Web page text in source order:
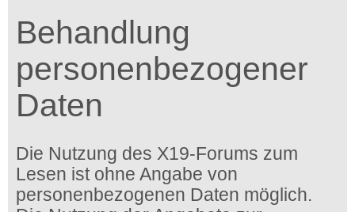
Behandlung
personenbezogener
Daten
Die Nutzung des X19-Forums zum
Lesen ist ohne Angabe von
personenbezogenen Daten möglich.